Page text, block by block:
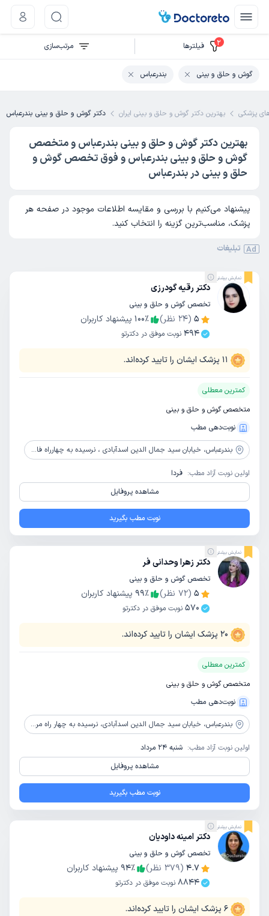
پزشکی بهترین دکتر گوش و حلق و بینی ایران دکتر گوش و حلق و بینی بندرعباس
بهترین دکتر گوش و حلق و بینی بندرعباس و متخصص
گوش و حلق و بینی بندرعباس و فوق تخصص گوش و
حلق و بینی در بندرعباس
پیشنهاد می‌کنیم با بررسی و مقایسه اطلاعات موجود در صفحه هر
پزشک، مناسب‌ترین گزینه را انتخاب کنید.
نمایش بیشتر
دکتر رقیه گودرزی
تخصص گوش و حلق و بینی
5
(
24 نظر) 100٪
پیشنهاد کاربران
494 نوبت موفق در دکترتو
11 پزشک ایشان را تایید کرده‌اند.
کمترین معطلی
متخصص گوش و حلق و بینی
نوبت‌دهی مطب
بندرعباس، خیابان سید جمال الدین اسدآبادی ، نرسیده به چهارراه فاطمیه ، کوچه باغچه بان( پشت داروخانه دکتر قیصرانی) ، ساختمان پزشکان شهراد ، طبقه سه واحد 6
اولین نوبت آزاد مطب: فردا
مشاهده پروفایل
نوبت مطب بگیرید
نمایش بیشتر
دکتر زهرا وحدانی فر
تخصص گوش و حلق و بینی
5
(
72 نظر) 99٪
پیشنهاد کاربران
570 نوبت موفق در دکترتو
20 پزشک ایشان را تایید کرده‌اند.
کمترین معطلی
متخصص گوش و حلق و بینی
نوبت‌دهی مطب
بندرعباس، خیابان سید جمال الدین اسدآبادی، نرسیده به چهار راه مرادی، ساختمان پزشکان شریف، طبقه 7
اولین نوبت آزاد مطب: شنبه 24 مرداد
مشاهده پروفایل
نوبت مطب بگیرید
نمایش بیشتر
دکتر امینه داودیان
تخصص گوش و حلق و بینی
4.7
(
379 نظر) 94٪
پیشنهاد کاربران
8844 نوبت موفق در دکترتو
6 پزشک ایشان را تایید کرده‌اند.
Ad تبلیغات
2 فیلتر‌ها مرتب‌سازی
گوش و حلق و بینی بندرعباس